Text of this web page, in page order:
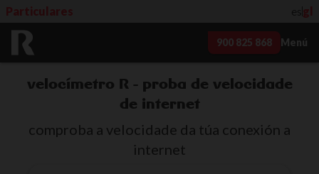
Particulares gl
900 825 868 Menú
velocímetro R - proba de velocidade
de internet
comproba a velocidade da túa conexión a
internet